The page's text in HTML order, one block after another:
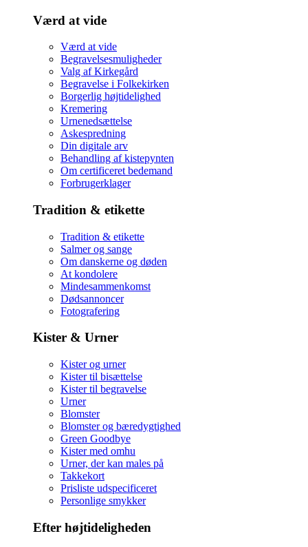
Værd at vide
Værd at vide
Begravelsesmuligheder
Valg af Kirkegård
Begravelse i Folkekirken
Borgerlig højtidelighed
Kremering
Urnenedsættelse
Askespredning
Din digitale arv
Behandling af kistepynten
Om certificeret bedemand
Forbrugerklager
Tradition & etikette
Tradition & etikette
Salmer og sange
Om danskerne og døden
At kondolere
Mindesammenkomst
Dødsannoncer
Fotografering
Kister & Urner
Kister og urner
Kister til bisættelse
Kister til begravelse
Urner
Blomster
Blomster og bæredygtighed
Green Goodbye
Kister med omhu
Urner, der kan males på
Takkekort
Prisliste udspecificeret
Personlige smykker
Efter højtideligheden